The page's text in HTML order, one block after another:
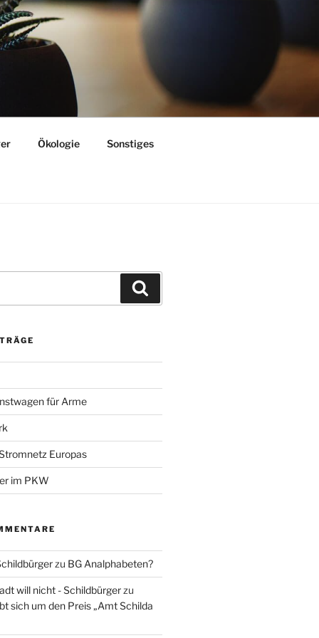
Ökologie Sonstiges
für Arme
Europas
im PKW
zu BG Analphabeten?
will nicht - Schildbürgerzu
sich um den Preis „Amt Schilda